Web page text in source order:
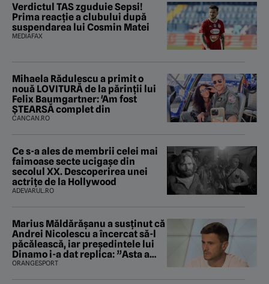
Verdictul TAS zguduie Sepsi!
Prima reacție a clubului după
suspendarea lui Cosmin Matei
MEDIAFAX
Mihaela Rădulescu a primit o
nouă LOVITURĂ de la părinții lui
Felix Baumgartner: 'Am fost
ȘTEARSĂ complet din
CANCAN.RO
Ce s-a ales de membrii celei mai
faimoase secte ucigașe din
secolul XX. Descoperirea unei
actrițe de la Hollywood
ADEVARUL.RO
Marius Măldărăşanu a susţinut că
Andrei Nicolescu a încercat să-l
păcălească, iar preşedintele lui
Dinamo i-a dat replica: ”Asta a
fost istoria”
ORANGESPORT